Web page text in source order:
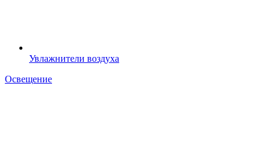
Увлажнители воздуха
Освещение